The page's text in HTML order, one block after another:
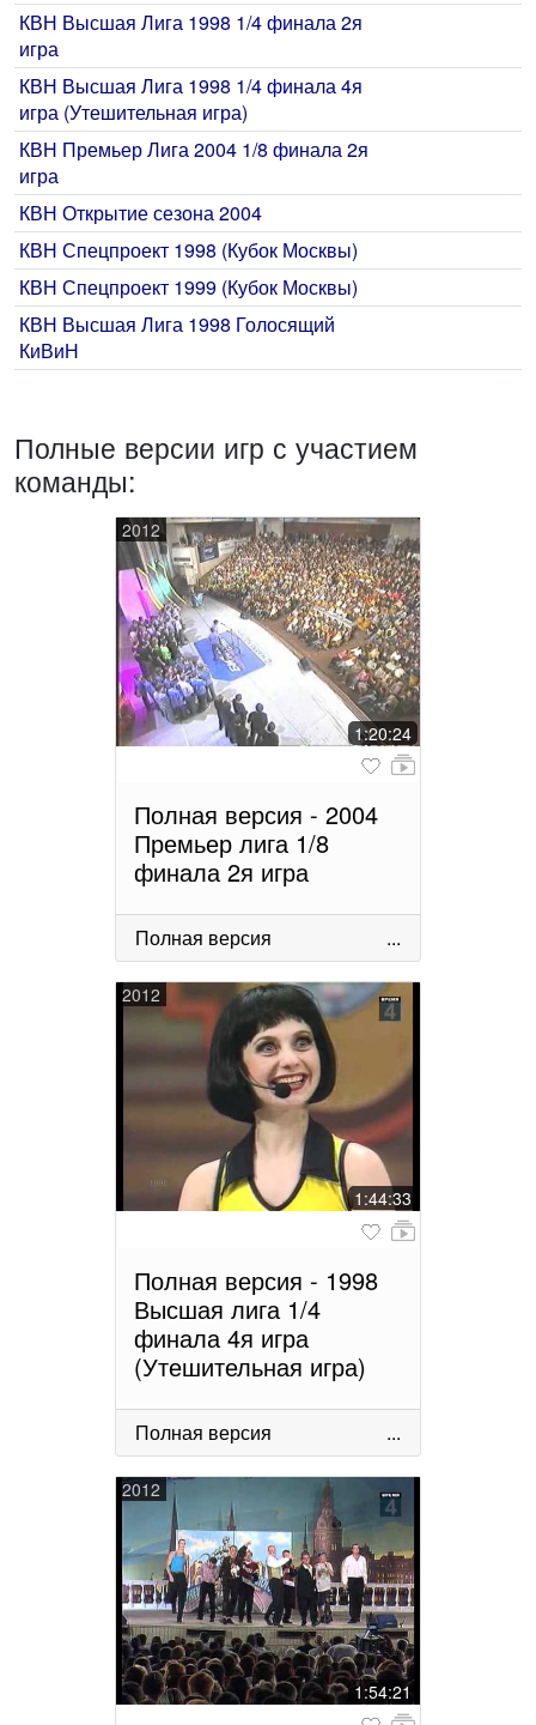
КВН Высшая Лига 1998 1/4 финала 2я
игра
КВН Высшая Лига 1998 1/4 финала 4я
игра (Утешительная игра)
КВН Премьер Лига 2004 1/8 финала 2я
игра
КВН Открытие сезона 2004
КВН Спецпроект 1998 (Кубок Москвы)
КВН Спецпроект 1999 (Кубок Москвы)
КВН Высшая Лига 1998 Голосящий
КиВиН
Полные версии игр с участием
команды:
2012
1:20:24
Полная версия - 2004
Премьер лига 1/8
финала 2я игра
Полная версия ...
2012
1:44:33
Полная версия - 1998
Высшая лига 1/4
финала 4я игра
(Утешительная игра)
Полная версия ...
2012
1:54:21